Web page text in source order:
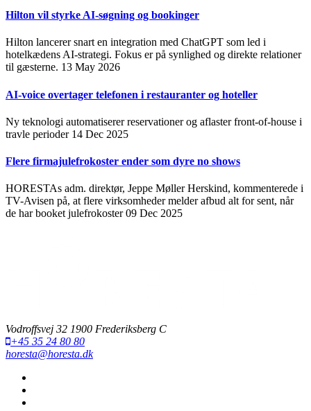
Hilton vil styrke AI-søgning og bookinger
Hilton lancerer snart en integration med ChatGPT som led i
hotelkædens AI-strategi. Fokus er på synlighed og direkte relationer
til gæsterne. 13 May 2026
AI-voice overtager telefonen i restauranter og hoteller
Ny teknologi automatiserer reservationer og aflaster front-of-house i
travle perioder 14 Dec 2025
Flere firmajulefrokoster ender som dyre no shows
HORESTAs adm. direktør, Jeppe Møller Herskind, kommenterede i
TV-Avisen på, at flere virksomheder melder afbud alt for sent, når
de har booket julefrokoster09 Dec 2025
Vodroffsvej 32 1900 Frederiksberg C
+45 35 24 80 80
horesta@horesta.dk